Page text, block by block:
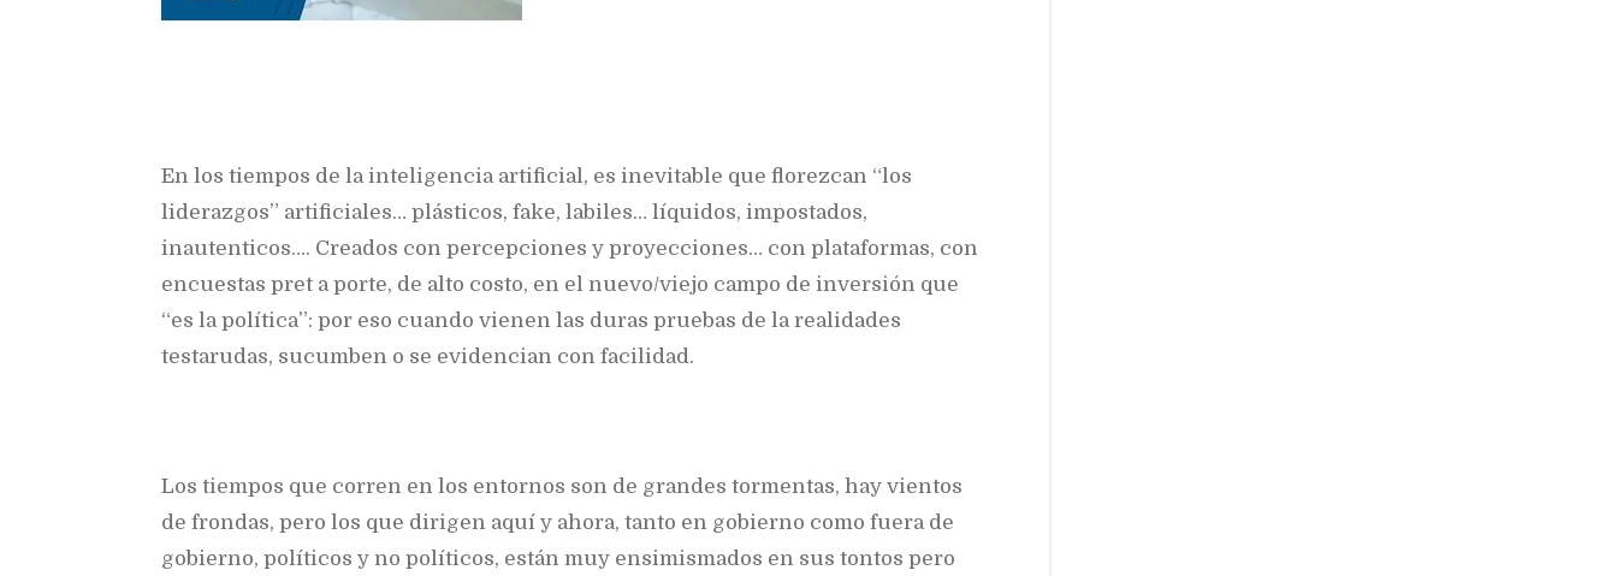
En los tiempos de la inteligencia artificial, es inevitable que florezcan “los
liderazgos” artificiales… plásticos, fake, labiles… líquidos, impostados,
inautenticos…. Creados con percepciones y proyecciones… con plataformas, con
encuestas pret a porte, de alto costo, en el nuevo/viejo campo de inversión que
“es la política”: por eso cuando vienen las duras pruebas de la realidades
testarudas, sucumben o se evidencian con facilidad.
Los tiempos que corren en los entornos son de grandes tormentas, hay vientos
de frondas, pero los que dirigen aquí y ahora, tanto en gobierno como fuera de
gobierno, políticos y no políticos, están muy ensimismados en sus tontos pero